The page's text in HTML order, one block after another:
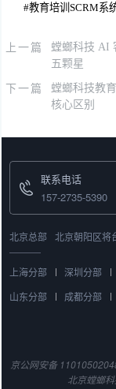
#教育培训SCRM系
上一篇
螳螂科技 AI
五颗星
下一篇
螳螂科技教
核心区别
联系电话
157-2735-5390
北京总部 北京朝阳区将
上海分部 深圳分部
山东分部
成都分部
京公网安备
北京螳螂